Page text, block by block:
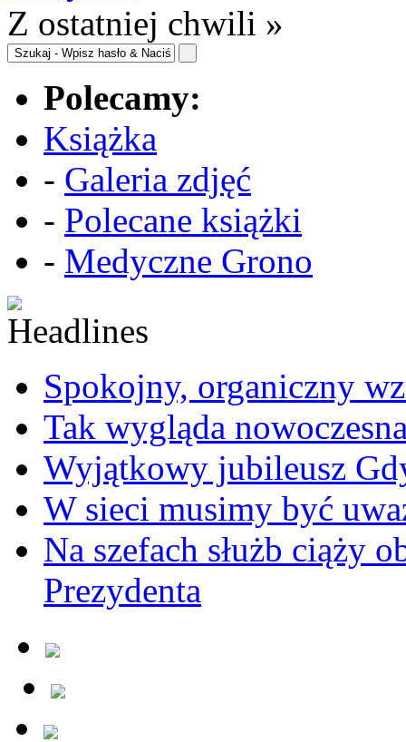
Z ostatniej chwili »
Polecamy:
Książka
- Galeria zdjęć
- Polecane książki
- Medyczne Grono
Spokojny, organiczny
Tak wygląda
Wyjątkowy jubileusz
W sieci musimy być
Na szefach służb ciąży
Prezydenta